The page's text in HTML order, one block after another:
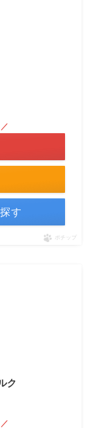
す
ポチップ
ク